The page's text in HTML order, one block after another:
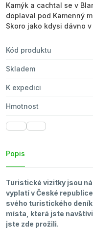
Kamýk a cachtal se v
doplaval pod Kamenný
Skoro jako kdysi dávno v
Kód produktu
Skladem
K expedici
Hmotnost
Popis
Turistické vizitky jsou
vyplatí v České
svého turistického
místa, která jste
jste zde prožili.